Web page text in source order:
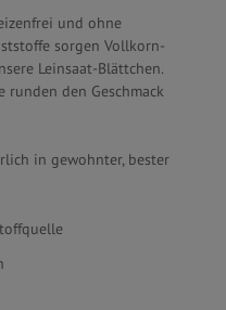
und ohne
sorgen Vollkorn-
Leinsaat-Blättchen.
den Geschmack
in gewohnter, bester